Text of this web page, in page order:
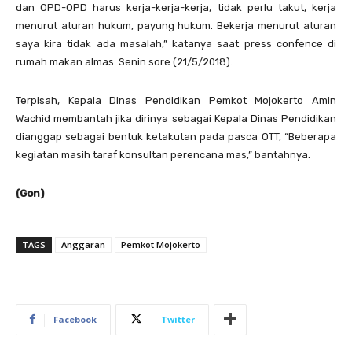
dan OPD-OPD harus kerja-kerja-kerja, tidak perlu takut, kerja
menurut aturan hukum, payung hukum. Bekerja menurut aturan
saya kira tidak ada masalah,” katanya saat press confence di
rumah makan almas. Senin sore (21/5/2018).
Terpisah, Kepala Dinas Pendidikan Pemkot Mojokerto Amin
Wachid membantah jika dirinya sebagai Kepala Dinas Pendidikan
dianggap sebagai bentuk ketakutan pada pasca OTT, “Beberapa
kegiatan masih taraf konsultan perencana mas,” bantahnya.
(Gon)
TAGS Anggaran Pemkot Mojokerto
Facebook Twitter